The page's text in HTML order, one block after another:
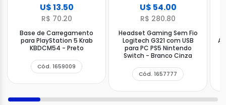
U$ 13.50
R$ 70.20
Base de Carregamento
para PlayStation 5 Krab
KBDCM54 - Preto
Cód. 1659009
U$ 54.00
R$ 280.80
Headset Gaming Sem Fio
Logitech G321 com USB
para PC PS5 Nintendo
Switch - Branco Cinza
Cód. 1657777